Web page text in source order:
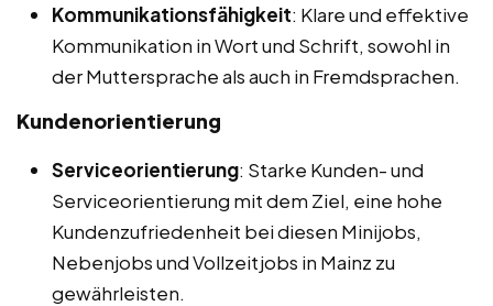
Kommunikationsfähigkeit: Klare und effektive
Kommunikation in Wort und Schrift, sowohl in
der Muttersprache als auch in Fremdsprachen.
Kundenorientierung
Serviceorientierung: Starke Kunden- und
Serviceorientierung mit dem Ziel, eine hohe
Kundenzufriedenheit bei diesen Minijobs,
Nebenjobs und Vollzeitjobs in Mainz zu
gewährleisten.